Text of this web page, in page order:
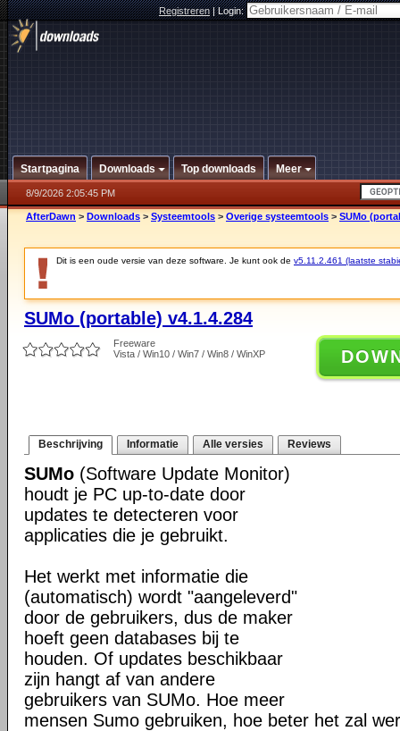
Registreren|Login:
Startpagina Downloads Top downloads Meer
8/9/2026 2:05:45 PM
AfterDawn > Downloads > Systeemtools > Overige systeemtools > SUMo
Dit is een oude versie van deze software. Je kunt ook de v5.11.2.461 (laatste
SUMo (portable) v4.1.4.284
Freeware
Vista / Win10 / Win7 / Win8 / WinXP
Beschrijving Informatie Alle versies Reviews
SUMo (Software Update Monitor)
houdt je PC up-to-date door
updates te detecteren voor
applicaties die je gebruikt.
Het werkt met informatie die
(automatisch) wordt "aangeleverd"
door de gebruikers, dus de maker
hoeft geen databases bij te
houden. Of updates beschikbaar
zijn hangt af van andere
gebruikers van SUMo. Hoe meer
mensen Sumo gebruiken, hoe beter het zal